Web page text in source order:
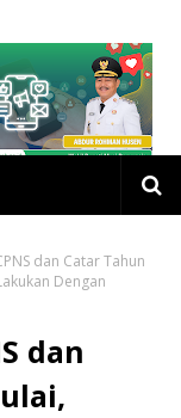
dan Catar Tahun
Dengan
dan